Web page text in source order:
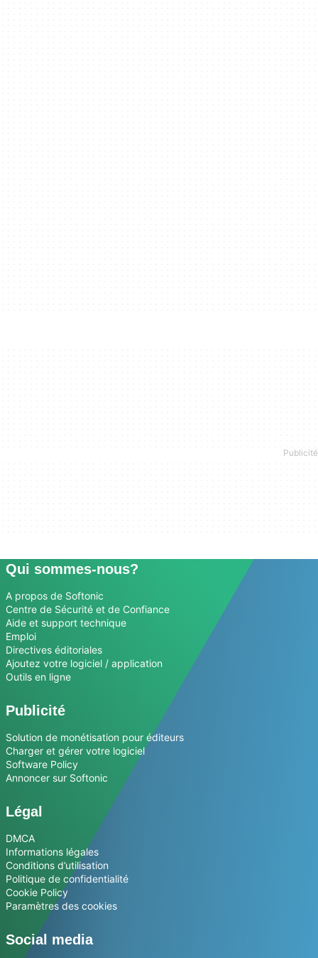
Qui sommes-nous?
A propos de Softonic
Centre de Sécurité et de Confiance
Aide et support technique
Emploi
Directives éditoriales
Ajoutez votre logiciel / application
Outils en ligne
Publicité
Solution de monétisation pour éditeurs
Charger et gérer votre logiciel
Software Policy
Annoncer sur Softonic
Légal
DMCA
Informations légales
Conditions d’utilisation
Politique de confidentialité
Cookie Policy
Paramètres des cookies
Social media